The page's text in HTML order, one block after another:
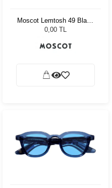
Moscot Lemtosh 49 Black
Mellow Yellow
0,00 TL